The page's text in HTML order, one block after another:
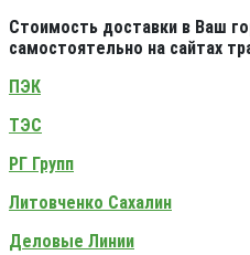
Стоимость доставки в Ваш
самостоятельно на сайтах
ПЭК
ТЭС
РГ Групп
Литовченко Сахалин
Деловые Линии